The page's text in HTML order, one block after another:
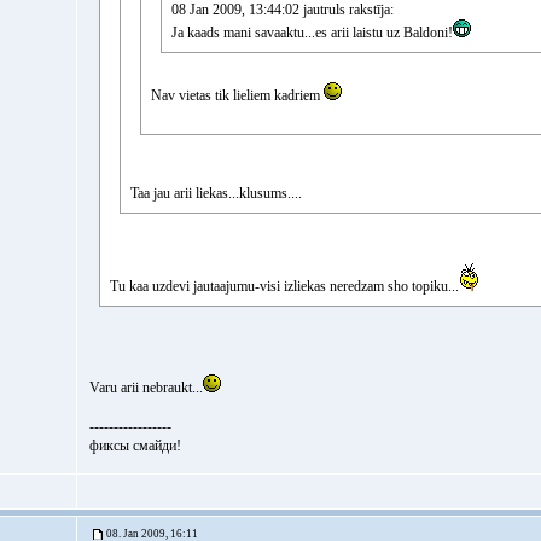
08 Jan 2009, 13:44:02 jautruls rakstīja:
Ja kaads mani savaaktu...es arii laistu uz Baldoni!
Nav vietas tik lieliem kadriem
Taa jau arii liekas...klusums....
Tu kaa uzdevi jautaajumu-visi izliekas neredzam sho topiku...
Varu arii nebraukt...
-----------------
фиксы смайди!
08. Jan 2009, 16:11